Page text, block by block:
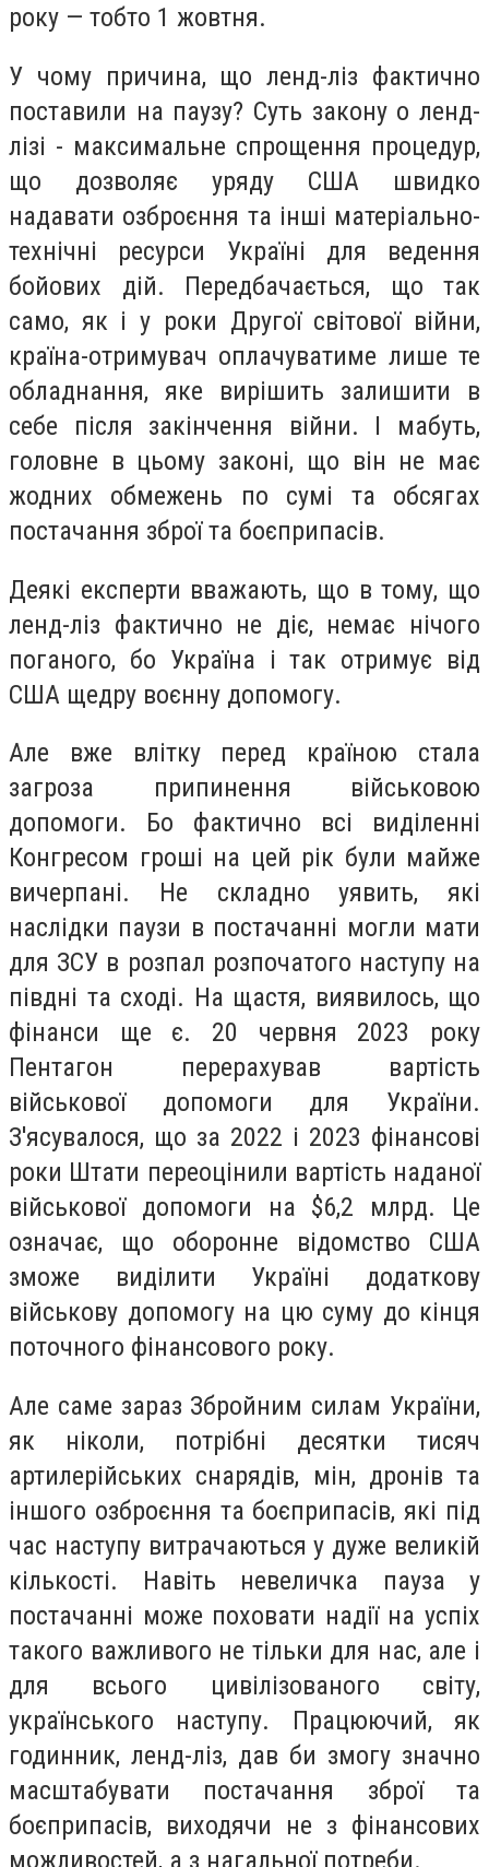
року — тобто 1 жовтня.
У чому причина, що ленд-ліз фактично
поставили на паузу? Суть закону о ленд-
лізі - максимальне спрощення процедур,
що дозволяє уряду США швидко
надавати озброєння та інші матеріально-
технічні ресурси Україні для ведення
бойових дій. Передбачається, що так
само, як і у роки Другої світової війни,
країна-отримувач оплачуватиме лише те
обладнання, яке вирішить залишити в
себе після закінчення війни. І мабуть,
головне в цьому законі, що він не має
жодних обмежень по сумі та обсягах
постачання зброї та боєприпасів.
Деякі експерти вважають, що в тому, що
ленд-ліз фактично не діє, немає нічого
поганого, бо Україна і так отримує від
США щедру воєнну допомогу.
Але вже влітку перед країною стала
загроза припинення військовою
допомоги. Бо фактично всі виділенні
Конгресом гроші на цей рік були майже
вичерпані. Не складно уявить, які
наслідки паузи в постачанні могли мати
для ЗСУ в розпал розпочатого наступу на
півдні та сході. На щастя, виявилось, що
фінанси ще є. 20 червня 2023 року
Пентагон перерахував вартість
військової допомоги для України.
З'ясувалося, що за 2022 і 2023 фінансові
роки Штати переоцінили вартість наданої
військової допомоги на $6,2 млрд. Це
означає, що оборонне відомство США
зможе виділити Україні додаткову
військову допомогу на цю суму до кінця
поточного фінансового року.
Але саме зараз Збройним силам України,
як ніколи, потрібні десятки тисяч
артилерійських снарядів, мін, дронів та
іншого озброєння та боєприпасів, які під
час наступу витрачаються у дуже великій
кількості. Навіть невеличка пауза у
постачанні може поховати надії на успіх
такого важливого не тільки для нас, але і
для всього цивілізованого світу,
українського наступу. Працюючий, як
годинник, ленд-ліз, дав би змогу значно
масштабувати постачання зброї та
боєприпасів, виходячи не з фінансових
можливостей, а з нагальної потреби.